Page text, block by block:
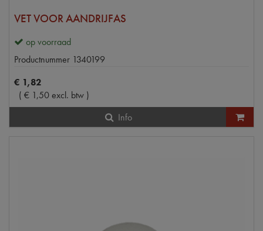
VET VOOR AANDRIJFAS
op voorraad
Productnummer 1340199
€ 1,82
( € 1,50excl. btw )
Info